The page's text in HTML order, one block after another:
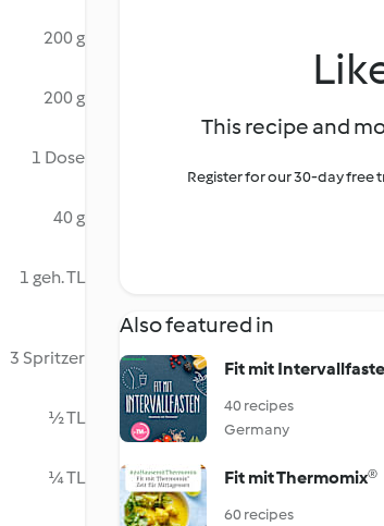
200 g
200 g
1 Dose
40 g
1 geh. TL
3 Spritzer
½ TL
¼ TL
This recipe and
Register for our 30-day free
Also featured in
Fit mit
40 recipes
Germany
Fit mit Thermomix®
60 recipes